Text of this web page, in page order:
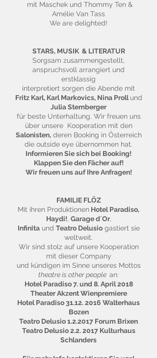
mit Maschek und Thommy Ten &
Amélie Van Tass
We are delighted!
STARS, MUSIK & LITERATUR
Sorgsam zusammengestellt,
anspruchsvoll arrangiert und
erstklassig
interpretiert sorgen die Abende mit
Fritz Karl, Karl Markovics, Nina Prollund
Julia Stemberger
für beste Unterhaltung. Wir freuen uns
über unsere Kooperation mit den
Salonisten,deren Booking in Österreich
die outside eye übernommen hat.
Informieren Sie sich bei Booking!
Klappen Sie den Fächer auf!
Wir freuen uns auf Ihre Anfragen!
FAMILIE FLÖZ
Mit ihren Produktionen Hotel Paradiso,
Haydi!, Garage d´Or,
Infinitaund Teatro Delusiogastiert sie
weltweit.
Wir sind stolz auf unsere Kooperation
mit dieser Company
und kündigen im Sinne unseres Mottos
theatre is other people an:
Hotel Paradiso 7. und 8. April 2018
Theater Akzent Wienpremiere
Hotel Paradiso31.12. 2016 Walterhaus
Bozen
Teatro Delusio 1.2.2017 Forum Brixen
Teatro Delusio 2.2. 2017 Kulturhaus
Schlanders